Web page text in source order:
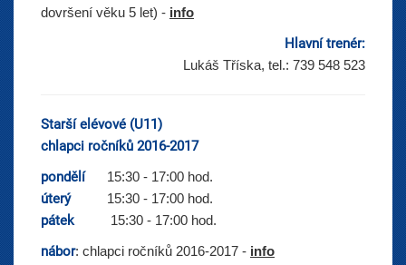
dovršení věku 5 let) - info
Hlavní trenér:
Lukáš Tříska, tel.: 739 548 523
Starší elévové (U11)
chlapci ročníků 2016-2017
pondělí
15:30 - 17:00 hod.
úterý 15:30 - 17:00 hod.
pátek 15:30 - 17:00 hod.
nábor: chlapci ročníků 2016-2017 - info